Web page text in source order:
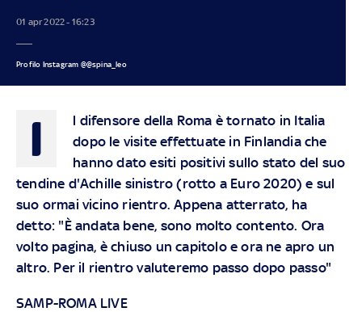
01 apr 2022 - 16:23
Profilo Instagram @@spina_leo
I
l difensore della Roma è tornato in Italia
dopo le visite effettuate in Finlandia che
hanno dato esiti positivi sullo stato del suo
tendine d'Achille sinistro (rotto a Euro 2020) e sul
suo ormai vicino rientro. Appena atterrato, ha
detto: "È andata bene, sono molto contento. Ora
volto pagina, è chiuso un capitolo e ora ne apro un
altro. Per il rientro valuteremo passo dopo passo"
SAMP-ROMA LIVE